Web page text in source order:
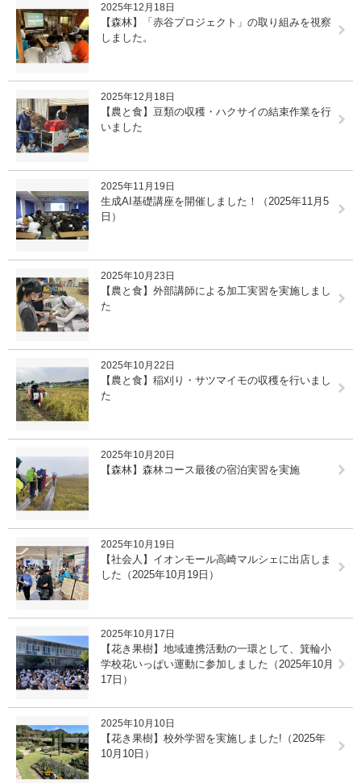
2025年12月18日
【森林】「赤谷プロジェクト」の取り組みを視察
しました。
2025年12月18日
【農と食】豆類の収穫・ハクサイの結束作業を行
いました
2025年11月19日
生成AI基礎講座を開催しました！（2025年11月5
日）
2025年10月23日
【農と食】外部講師による加工実習を実施しまし
た
2025年10月22日
【農と食】稲刈り・サツマイモの収穫を行いまし
た
2025年10月20日
【森林】森林コース最後の宿泊実習を実施
2025年10月19日
【社会人】イオンモール高崎マルシェに出店しま
した（2025年10月19日）
2025年10月17日
【花き果樹】地域連携活動の一環として、箕輪小
学校花いっぱい運動に参加しました（2025年10月
17日）
2025年10月10日
【花き果樹】校外学習を実施しました!（2025年
10月10日）